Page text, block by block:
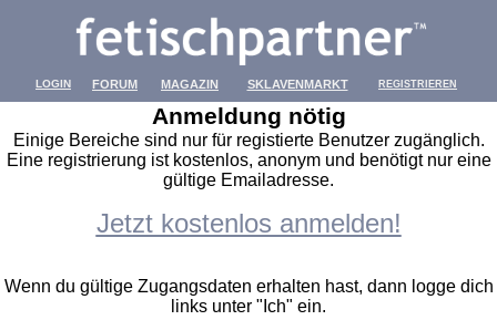
LOGIN FORUM MAGAZIN SKLAVENMARKT REGISTRIEREN
Anmeldung nötig
Einige Bereiche sind nur für registierte Benutzer zugänglich.
Eine registrierung ist kostenlos, anonym und benötigt nur eine
gültige Emailadresse.
Jetzt kostenlos anmelden!
Wenn du gültige Zugangsdaten erhalten hast, dann logge dich
links unter "Ich" ein.